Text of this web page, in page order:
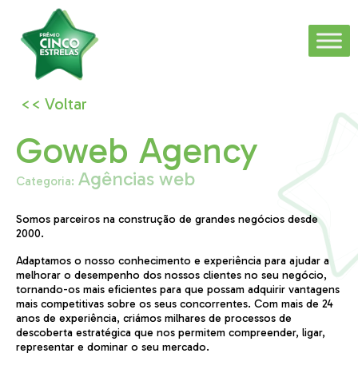
<< Voltar
Goweb Agency
Categoria: Agências web
Somos parceiros na construção de grandes negócios desde
2000.​
Adaptamos o nosso conhecimento e experiência para ajudar a
melhorar o desempenho dos nossos clientes no seu negócio,
tornando-os mais eficientes para que possam adquirir vantagens
mais competitivas sobre os seus concorrentes. Com mais de 24
anos de experiência, criámos milhares de processos de
descoberta estratégica que nos permitem compreender, ligar,
representar e dominar o seu mercado.